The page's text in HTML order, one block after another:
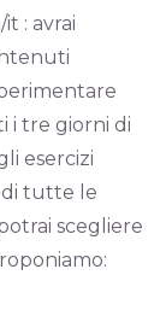
: avrai
i tre giorni di
esercizi
di tutte le
scegliere